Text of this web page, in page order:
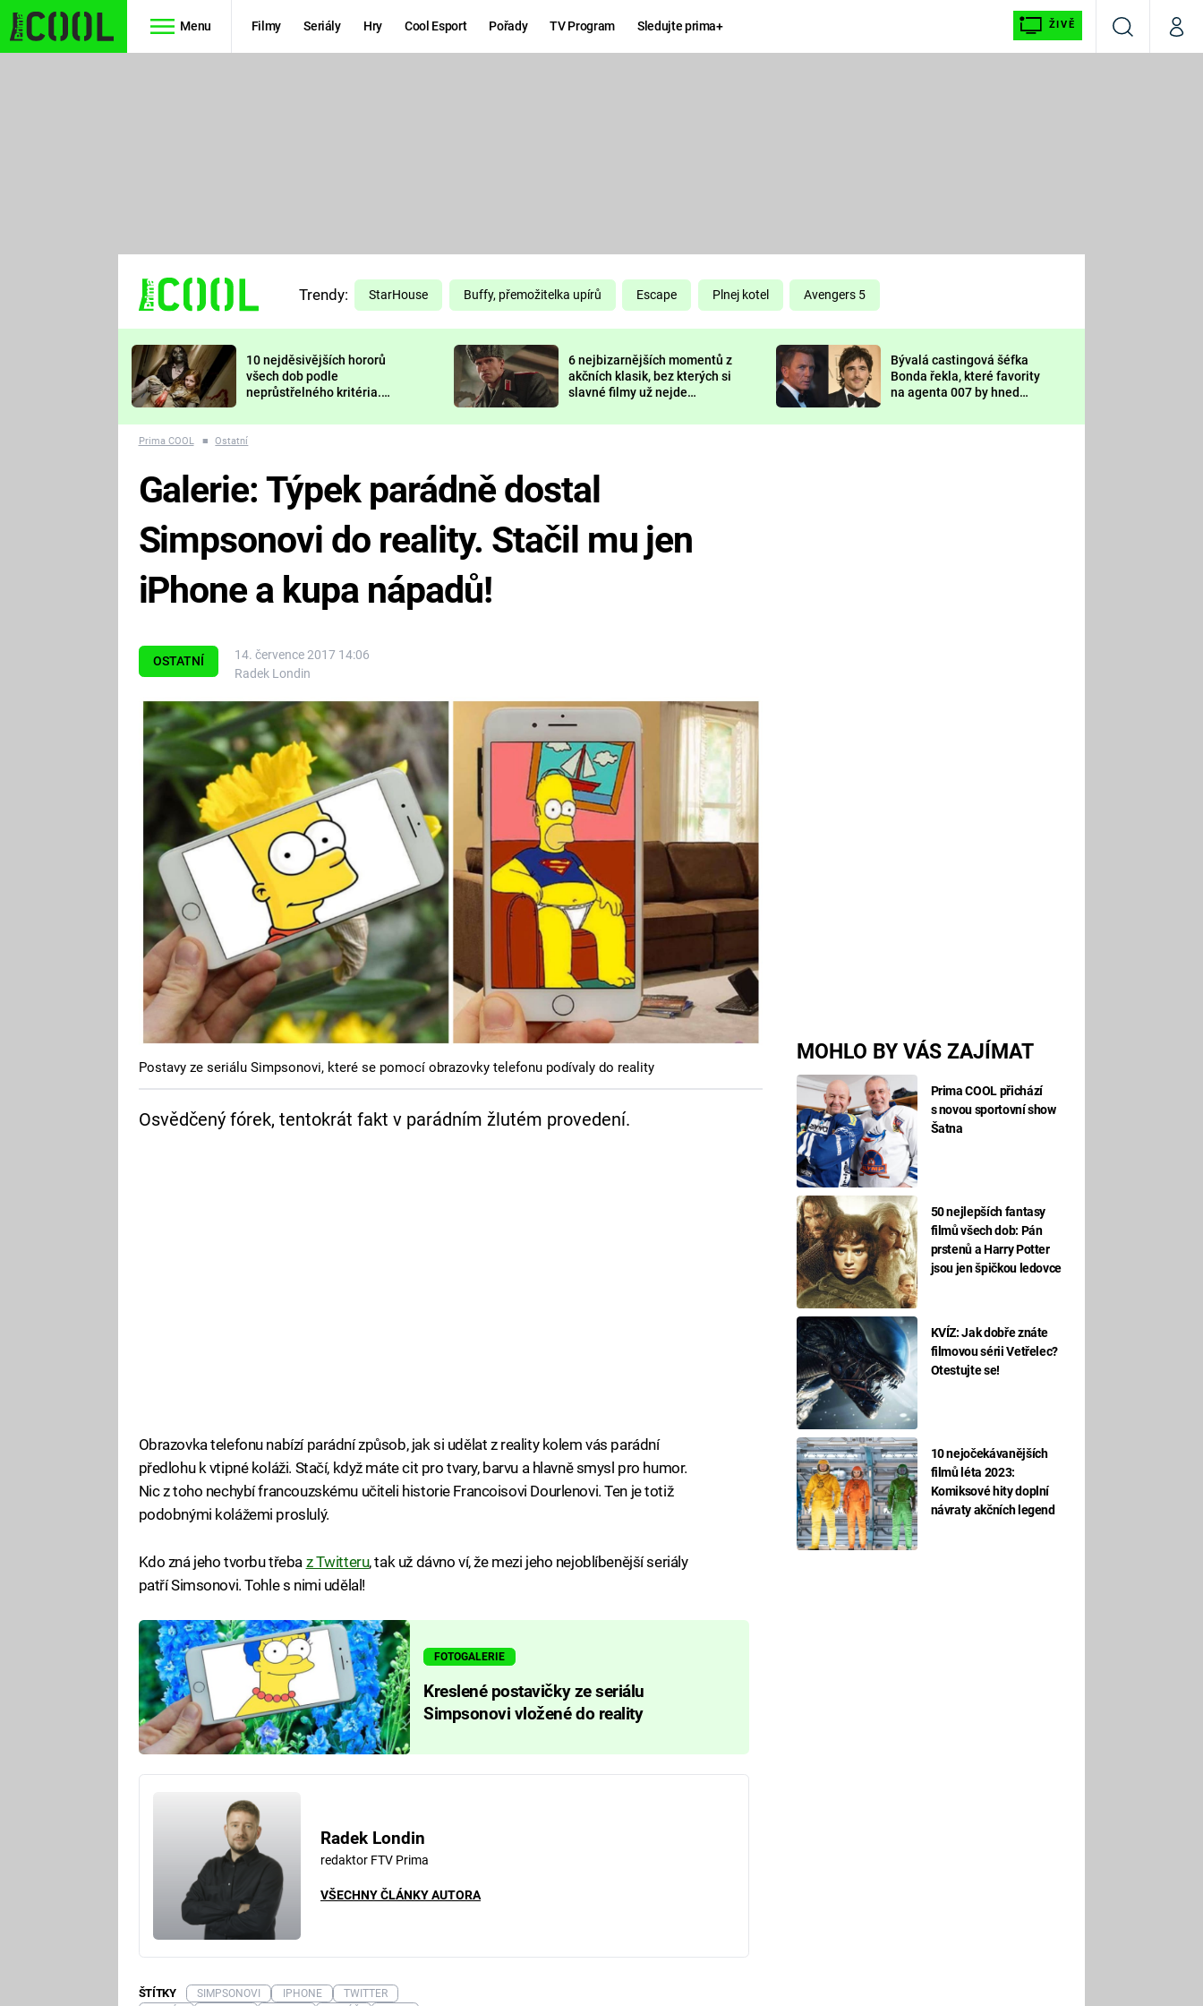
Menu Filmy Seriály Hry Cool Esport Pořady TV Program Sledujte prima+ ŽIVĚ
VyhledáváníMůj
TŘESKU
FUTURAMA
PREDÁTOR
DELIVERANCE
KOMEDIE
CHUCK
NORRIS
DEADPOOL
Prima LAJK
Sledujte nás
Trendy: StarHouse Buffy, přemožitelka upírů Escape Plnej kotel Avengers 5
10 nejděsivějších hororů
všech dob podle
neprůstřelného kritéria.
nejvíc zvednou tep?
6 nejbizarnějších momentů z
akčních klasik, bez kterých si
slavné filmy už nejde
Bývalá castingová šéfka
Bonda řekla, které favority
na agenta 007 by hned
Prima COOL ■ Ostatní
OSTATNÍ
14. července 2017 14:06
Radek Londin
MOHLO BY VÁS ZAJÍMAT
Prima COOL přichází
s novou sportovní show
Šatna
50 nejlepších fantasy
filmů všech dob: Pán
prstenů a Harry Potter
jsou jen špičkou ledovce
KVÍZ: Jak dobře znáte
filmovou sérii Vetřelec?
Otestujte se!
10 nejočekávanějších
filmů léta 2023:
Komiksové hity doplní
návraty akčních legend
Galerie: Týpek parádně dostal
Simpsonovi do reality. Stačil mu jen
iPhone a kupa nápadů!
Postavy ze seriálu Simpsonovi, které se pomocí obrazovky telefonu podívaly do reality
Osvědčený fórek, tentokrát fakt v parádním žlutém provedení.
Obrazovka telefonu nabízí parádní způsob, jak si udělat z reality kolem vás parádní
předlohu k vtipné koláži. Stačí, když máte cit pro tvary, barvu a hlavně smysl pro humor.
Nic z toho nechybí francouzskému učiteli historie Francoisovi Dourlenovi. Ten je totiž
podobnými kolážemi proslulý.
Kdo zná jeho tvorbu třeba z Twitteru, tak už dávno ví, že mezi jeho nejoblíbenější seriály
patří Simsonovi. Tohle s nimi udělal!
FOTOGALERIE
Kreslené postavičky ze seriálu
Simpsonovi vložené do reality
Radek Londin
redaktor FTV Prima
VŠECHNY ČLÁNKY AUTORA
ŠTÍTKY SIMPSONOVI IPHONE
TWITTER